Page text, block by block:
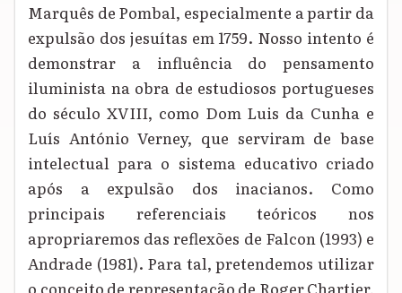
Marquês de Pombal, especialmente a partir da
expulsão dos jesuítas em 1759. Nosso intento é
demonstrar a influência do pensamento
iluminista na obra de estudiosos portugueses
do século XVIII, como Dom Luis da Cunha e
Luís António Verney, que serviram de base
intelectual para o sistema educativo criado
após a expulsão dos inacianos. Como
principais referenciais teóricos nos
apropriaremos das reflexões de Falcon (1993) e
Andrade (1981). Para tal, pretendemos utilizar
o conceito de representação de Roger Chartier,